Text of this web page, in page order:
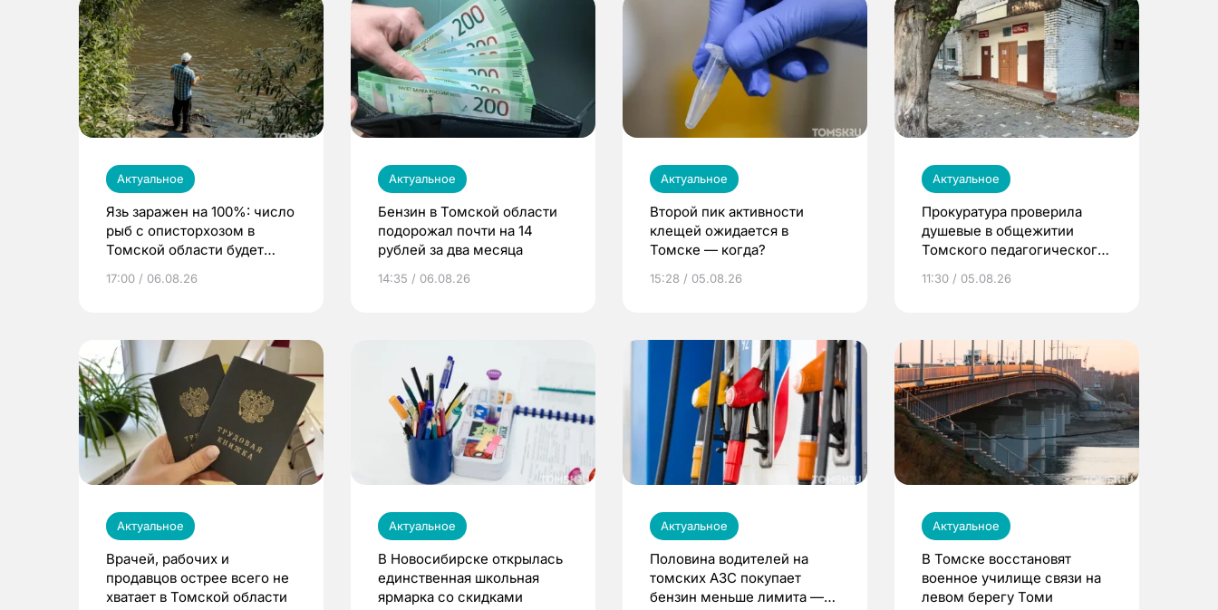
Актуальное
Язь заражен на 100%: число
рыб с описторхозом в
Томской области будет
17:00 / 06.08.26
Актуальное
Бензин в Томской области
подорожал почти на 14
рублей за два месяца
14:35 / 06.08.26
Актуальное
Второй пик активности
клещей ожидается в
Томске — когда?
15:28 / 05.08.26
Актуальное
Прокуратура проверила
душевые в общежитии
Томского педагогического
11:30 / 05.08.26
Актуальное
Врачей, рабочих и
продавцов острее всего не
хватает в Томской области
Актуальное
В Новосибирске открылась
единственная школьная
ярмарка со скидками
Актуальное
Половина водителей на
томских АЗС покупает
бензин меньше лимита —
Актуальное
В Томске восстановят
военное училище связи на
левом берегу Томи